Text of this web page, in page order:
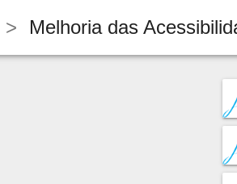
> Melhoria das